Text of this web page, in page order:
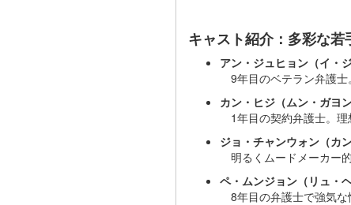
キャスト紹介：多彩な若
アン・ジュヒョン（イ・
9年目のベテラン弁護士
カン・ヒジ（ムン・ガヨン
1年目の契約弁護士。理
ジョ・チャンウォン（カ
明るくムードメーカー
ペ・ムンジョン（リュ・ヘ
8年目の弁護士で強気な